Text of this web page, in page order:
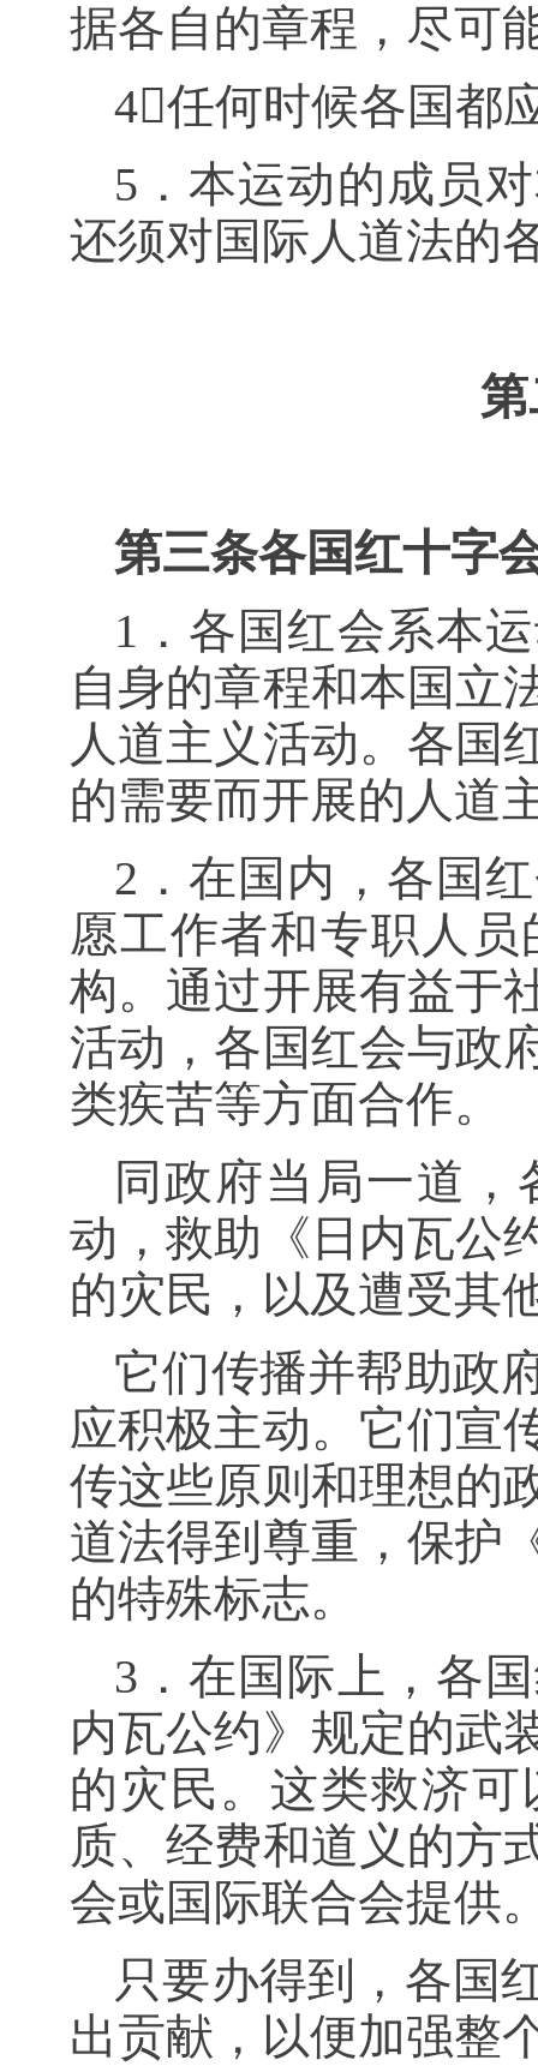
据各自的章程，尽可
4任何时候各国都
5．本运动的成员
还须对国际人道法的
第三条各国红十字
1．各国红会系本
自身的章程和本国立
人道主义活动。各国
的需要而开展的人道
2．在国内，各国
愿工作者和专职人
构。通过开展有益于
活动，各国红会与政
类疾苦等方面合作。
同政府当局一道
动，救助《日内瓦公
的灾民，以及遭受其
它们传播并帮助政
应积极主动。它们宣
传这些原则和理想的
道法得到尊重，保护
的特殊标志。
3．在国际上，各
内瓦公约》规定的武
的灾民。这类救济
质、经费和道义的方
会或国际联合会提供
只要办得到，各国
出贡献，以便加强整